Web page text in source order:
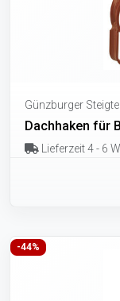
Günzburger
Dachhaken für
Lieferzeit 4 - 6
-44%